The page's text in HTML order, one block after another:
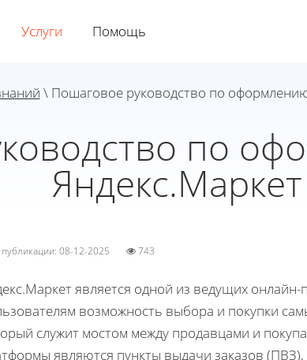
Услуги Помощь
\ Пошаговое руководство по
по
Яндекс.Маркет
публикации: 08-12-2025 743
является одной из ведущих
возможность выбора и покупки
служит мостом между продавцами и
являются пункты выдачи заказов